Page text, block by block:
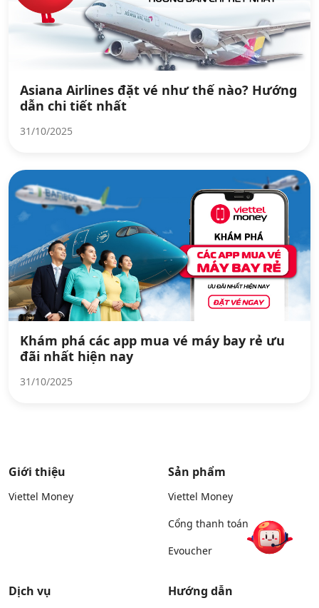
Asiana Airlines đặt vé như thế nào? Hướng
dẫn chi tiết nhất
31/10/2025
Khám phá các app mua vé máy bay rẻ ưu
đãi nhất hiện nay
31/10/2025
Giới thiệu
Viettel Money
Sản phẩm
Viettel Money
Cổng thanh toán
Evoucher
Dịch vụ Hướng dẫn